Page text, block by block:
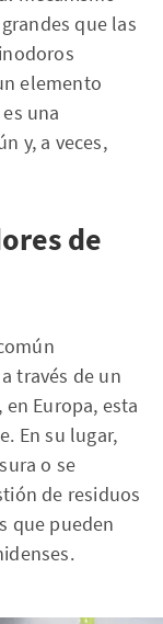
que las
elemento
una
y, a veces,
de
través de un
Europa, esta
En su lugar,
o se
de residuos
que pueden